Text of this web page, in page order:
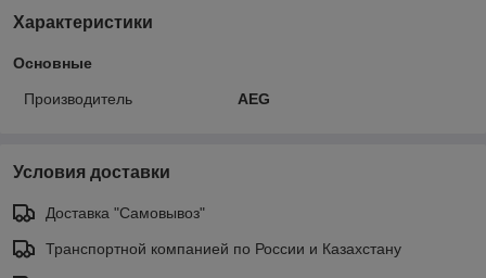
Характеристики
Основные
Производитель AEG
Условия доставки
Доставка "Самовывоз"
Транспортной компанией по России и Казахстану